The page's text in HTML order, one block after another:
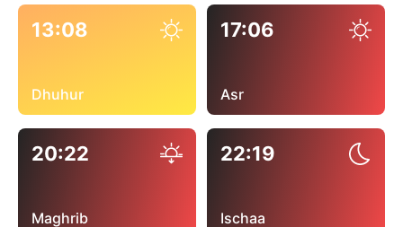
13:08
Dhuhur
17:06
Asr
20:22
Maghrib
22:19
Ischaa